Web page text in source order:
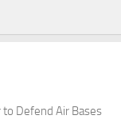
to Defend Air Bases